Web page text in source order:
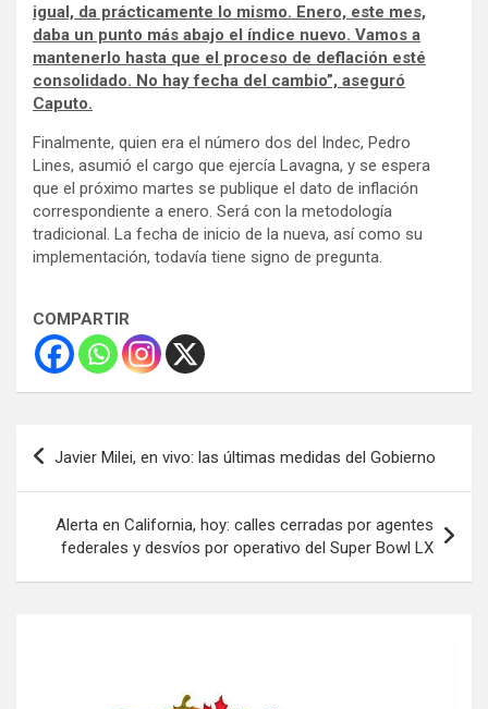
igual, da prácticamente lo mismo. Enero, este mes,
daba un punto más abajo el índice nuevo. Vamos a
mantenerlo hasta que el proceso de deflación esté
consolidado. No hay fecha del cambio”, aseguró
Caputo.
Finalmente, quien era el número dos del Indec, Pedro
Lines, asumió el cargo que ejercía Lavagna, y se espera
que el próximo martes se publique el dato de inflación
correspondiente a enero. Será con la metodología
tradicional. La fecha de inicio de la nueva, así como su
implementación, todavía tiene signo de pregunta.
COMPARTIR
Navegación
entradas
Javier Milei, en vivo: las últimas medidas del Gobierno
Alerta en California, hoy: calles cerradas por agentes
federales y desvíos por operativo del Super Bowl LX